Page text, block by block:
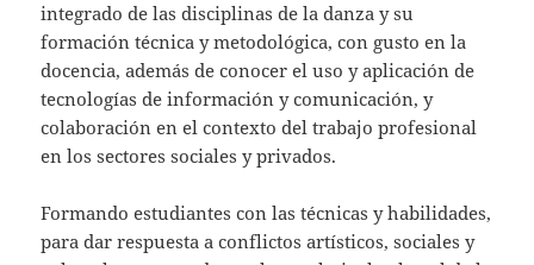
integrado de las disciplinas de la danza y su
formación técnica y metodológica, con gusto en la
docencia, además de conocer el uso y aplicación de
tecnologías de información y comunicación, y
colaboración en el contexto del trabajo profesional
en los sectores sociales y privados.
Formando estudiantes con las técnicas y habilidades,
para dar respuesta a conflictos artísticos, sociales y